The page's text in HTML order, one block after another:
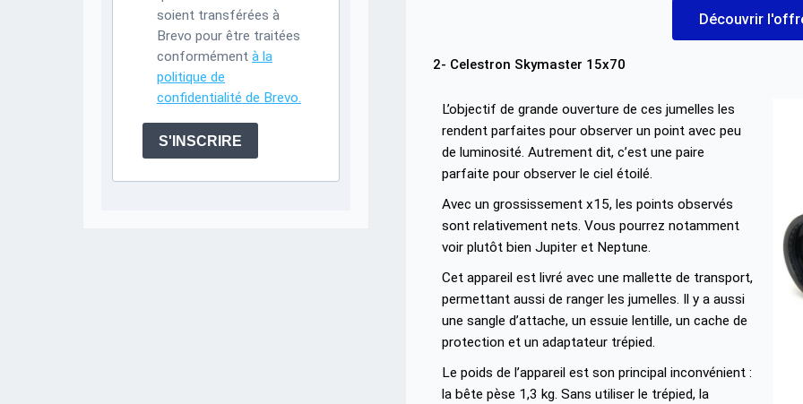
Découvrir
2- Celestron Skymaster 15x70
L’objectif de grande ouverture de ces jumelles les
rendent parfaites pour observer un point avec peu
de luminosité. Autrement dit, c’est une paire
parfaite pour observer le ciel étoilé.
Avec un grossissement x15, les points observés
sont relativement nets. Vous pourrez notamment
voir plutôt bien Jupiter et Neptune.
Cet appareil est livré avec une mallette de transport,
permettant aussi de ranger les jumelles. Il y a aussi
une sangle d’attache, un essuie lentille, un cache de
protection et un adaptateur trépied.
Le poids de l’appareil est son principal inconvénient :
la bête pèse 1,3 kg. Sans utiliser le trépied, la
soient transférées à
Brevo pour être traitées
conformément à la
politique de
confidentialité de Brevo.
S'INSCRIRE